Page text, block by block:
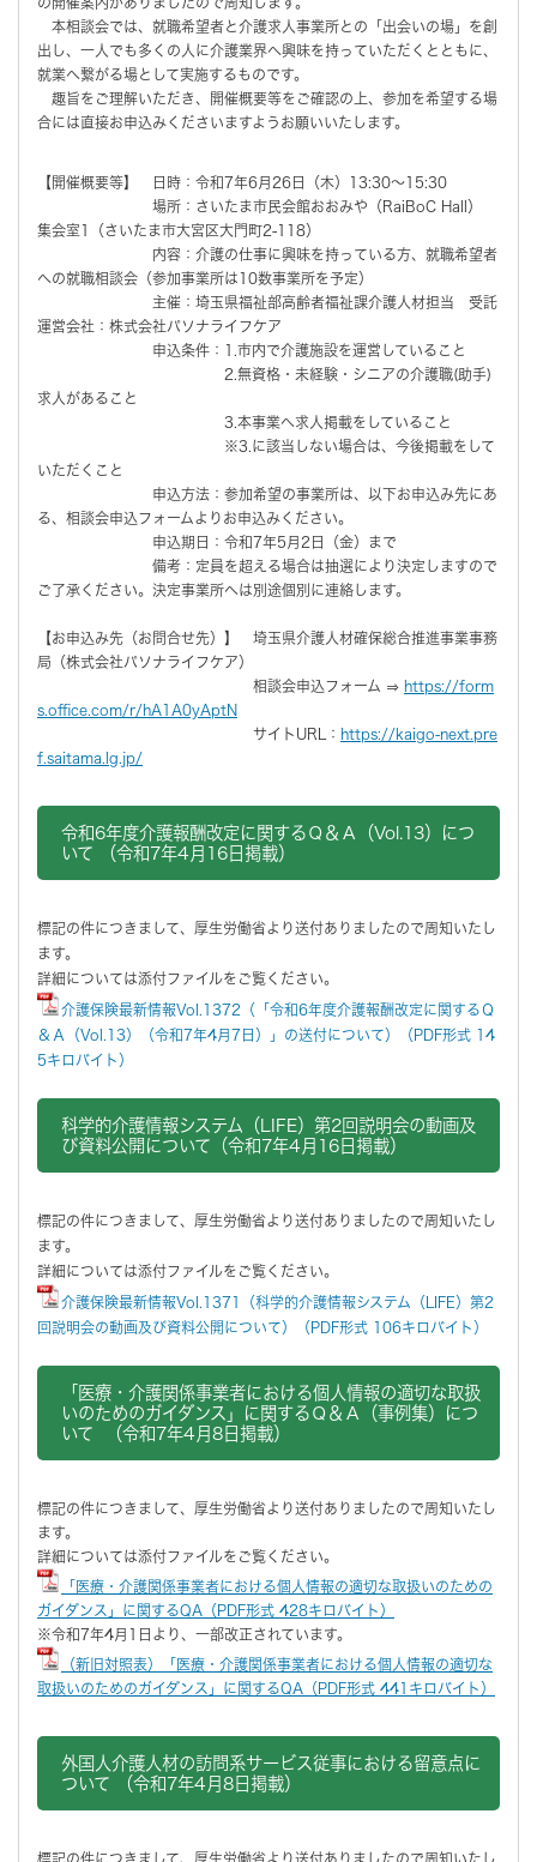
本相談会では、就職希望者と介護求人事業所との「出会いの場」を創
出し、一人でも多くの人に介護業界へ興味を持っていただくとともに、
就業へ繋がる場として実施するものです。
趣旨をご理解いただき、開催概要等をご確認の上、参加を希望する場
合には直接お申込みくださいますようお願いいたします。
【開催概要等】 日時：令和7年6月26日（木）13:30～15:30
場所：さいたま市民会館おおみや（RaiBoC Hall）
集会室1（さいたま市大宮区大門町2-118）
内容：介護の仕事に興味を持っている方、就職希望者
への就職相談会（参加事業所は10数事業所を予定）
主催：埼玉県福祉部高齢者福祉課介護人材担当 受託
運営会社：株式会社パソナライフケア
申込条件：1.市内で介護施設を運営していること
2.無資格・未経験・シニアの介護職(助手)
求人があること
3.本事業へ求人掲載をしていること
※3.に該当しない場合は、今後掲載をして
いただくこと
申込方法：参加希望の事業所は、以下お申込み先にあ
る、相談会申込フォームよりお申込みください。
申込期日：令和7年5月2日（金）まで
備考：定員を超える場合は抽選により決定しますので
ご了承ください。決定事業所へは別途個別に連絡します。
【お申込み先（お問合せ先）】 埼玉県介護人材確保総合推進事業事務
局（株式会社パソナライフケア）
相談会申込フォーム ⇒ https://form
s.office.com/r/hA1A0yAptN
サイトURL： https://kaigo-next.pre
f.saitama.lg.jp/
令和6年度介護報酬改定に関するＱ＆Ａ（Vol.13）につ
いて （令和7年4月16日掲載）
標記の件につきまして、厚生労働省より送付ありましたので周知いたし
ます。
詳細については添付ファイルをご覧ください。
介護保険最新情報Vol.1372（「令和6年度介護報酬改定に関するＱ
＆Ａ（Vol.13）（令和7年4月7日）」の送付について）（PDF形式 14
5キロバイト）
科学的介護情報システム（LIFE）第2回説明会の動画及
び資料公開について（令和7年4月16日掲載）
標記の件につきまして、厚生労働省より送付ありましたので周知いたし
ます。
詳細については添付ファイルをご覧ください。
介護保険最新情報Vol.1371（科学的介護情報システム（LIFE）第2
回説明会の動画及び資料公開について）（PDF形式 106キロバイト）
「医療・介護関係事業者における個人情報の適切な取扱
いのためのガイダンス」に関するＱ＆Ａ（事例集）につ
いて （令和7年4月8日掲載）
標記の件につきまして、厚生労働省より送付ありましたので周知いたし
ます。
詳細については添付ファイルをご覧ください。
「医療・介護関係事業者における個人情報の適切な取扱いのための
ガイダンス」に関するQA（PDF形式 428キロバイト）
※令和7年4月1日より、一部改正されています。
（新旧対照表）「医療・介護関係事業者における個人情報の適切な
取扱いのためのガイダンス」に関するQA（PDF形式 441キロバイト）
外国人介護人材の訪問系サービス従事における留意点に
ついて （令和7年4月8日掲載）
標記の件につきまして、厚生労働省より送付ありましたので周知いたし